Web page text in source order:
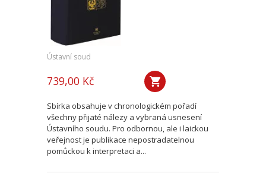
Ústavní soud
739,00 Kč
Sbírka obsahuje v chronologickém pořadí
všechny přijaté nálezy a vybraná usnesení
Ústavního soudu. Pro odbornou, ale i laickou
veřejnost je publikace nepostradatelnou
pomůckou k interpretaci a...